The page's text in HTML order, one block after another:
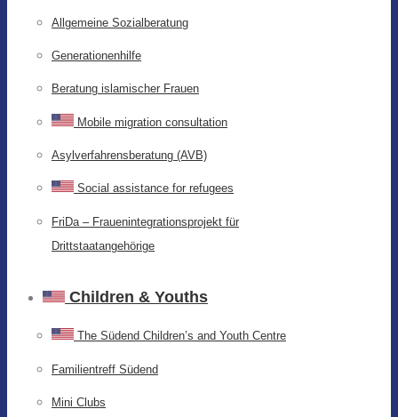
Allgemeine Sozialberatung
Generationenhilfe
Beratung islamischer Frauen
Mobile migration consultation
Asylverfahrensberatung (AVB)
Social assistance for refugees
FriDa – Frauenintegrationsprojekt für
Drittstaatangehörige
Children & Youths
The Südend Children’s and Youth Centre
Familientreff Südend
Mini Clubs